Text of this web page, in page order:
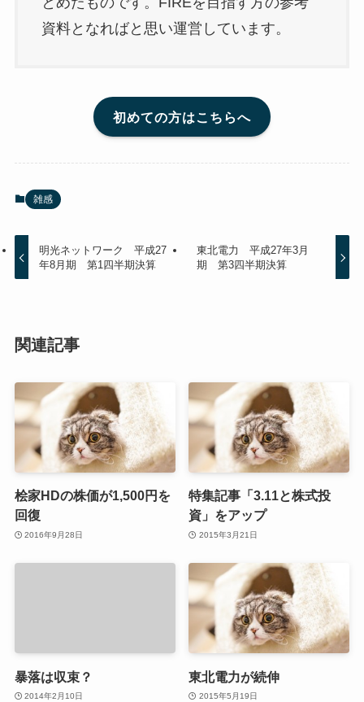
資料となればと思い運営しています。
初めての方はこちらへ
雑感
明光ネットワーク 平成27
年8月期 第1四半期決算
東北電力 平成27年3月
期 第3四半期決算
関連記事
桧家HDの株価が1,500円を
回復
2016年9月28日
特集記事「3.11と株式投
資」をアップ
2015年3月21日
暴落は収束？
2014年2月10日
東北電力が続伸
2015年5月19日